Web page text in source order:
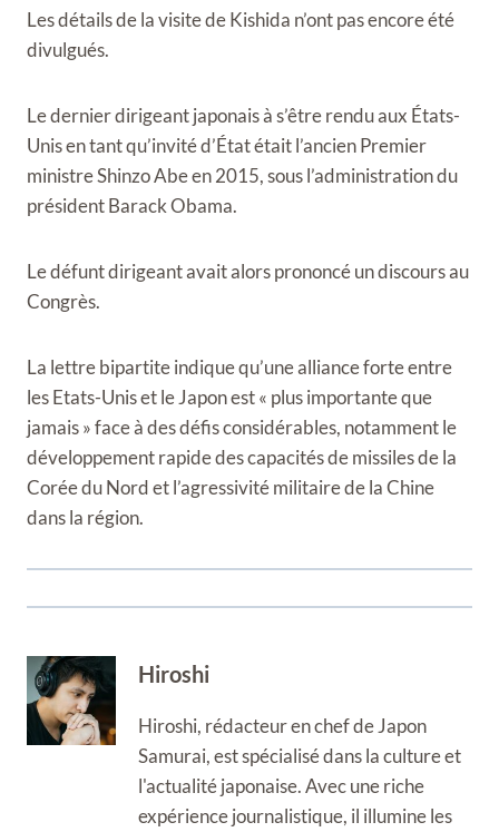
Les détails de la visite de Kishida n’ont pas encore été
divulgués.
Le dernier dirigeant japonais à s’être rendu aux États-
Unis en tant qu’invité d’État était l’ancien Premier
ministre Shinzo Abe en 2015, sous l’administration du
président Barack Obama.
Le défunt dirigeant avait alors prononcé un discours au
Congrès.
La lettre bipartite indique qu’une alliance forte entre
les Etats-Unis et le Japon est « plus importante que
jamais » face à des défis considérables, notamment le
développement rapide des capacités de missiles de la
Corée du Nord et l’agressivité militaire de la Chine
dans la région.
Hiroshi
Hiroshi, rédacteur en chef de Japon
Samurai, est spécialisé dans la culture et
l'actualité japonaise. Avec une riche
expérience journalistique, il illumine les